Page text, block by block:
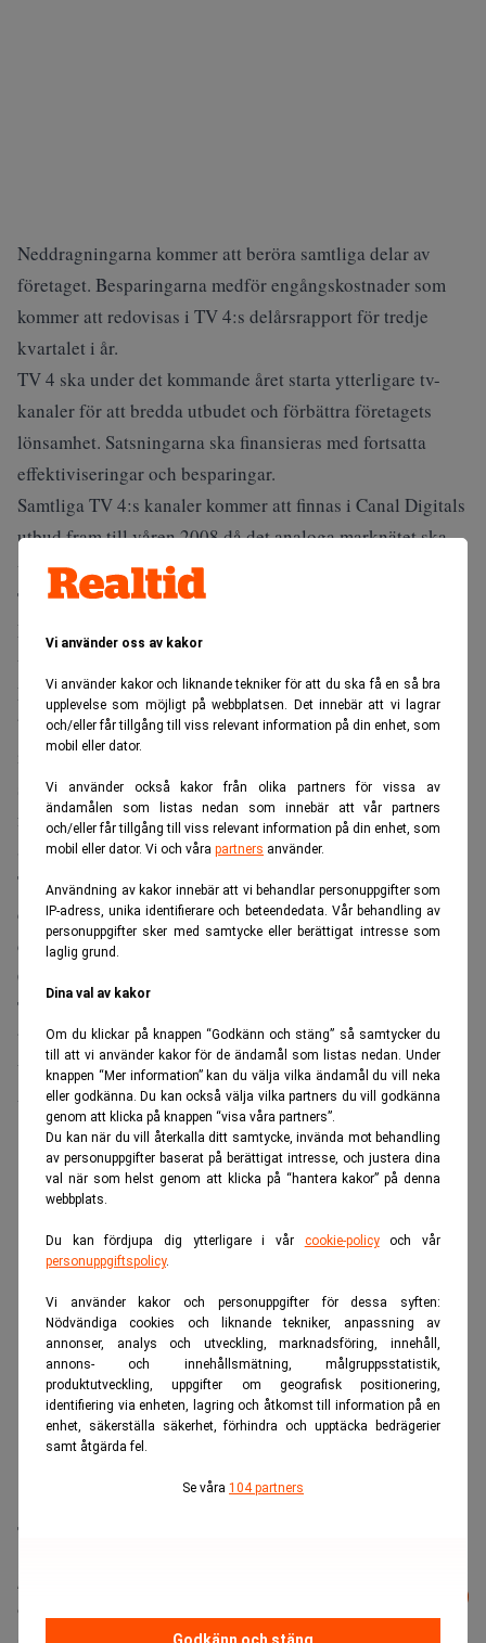
Vi använder oss av kakor
Vi använder kakor och liknande tekniker för att du ska få en så bra
upplevelse som möjligt på webbplatsen. Det innebär att vi lagrar
och/eller får tillgång till viss relevant information på din enhet, som
mobil eller dator.
Vi använder också kakor från olika partners för vissa av
ändamålen som listas nedan som innebär att vår partners
och/eller får tillgång till viss relevant information på din enhet, som
mobil eller dator. Vi och våra partners använder.
Användning av kakor innebär att vi behandlar personuppgifter som
IP-adress, unika identifierare och beteendedata. Vår behandling av
personuppgifter sker med samtycke eller berättigat intresse som
laglig grund.
Dina val av kakor
Om du klickar på knappen “Godkänn och stäng” så samtycker du
till att vi använder kakor för de ändamål som listas nedan. Under
knappen “Mer information” kan du välja vilka ändamål du vill neka
eller godkänna. Du kan också välja vilka partners du vill godkänna
genom att klicka på knappen “visa våra partners”.
Du kan när du vill återkalla ditt samtycke, invända mot behandling
av personuppgifter baserat på berättigat intresse, och justera dina
val när som helst genom att klicka på “hantera kakor” på denna
webbplats.
Du kan fördjupa dig ytterligare i vår cookie-policyoch vår
personuppgiftspolicy.
Vi använder kakor och personuppgifter för dessa syften:
Nödvändiga cookies och liknande tekniker, anpassning av
annonser, analys och utveckling, marknadsföring, innehåll,
annons- och innehållsmätning, målgruppsstatistik,
produktutveckling, uppgifter om geografisk positionering,
identifiering via enheten, lagring och åtkomst till information på en
enhet, säkerställa säkerhet, förhindra och upptäcka bedrägerier
samt åtgärda fel.
Se våra 104 partners
Neddragningarna kommer att beröra samtliga delar av
företaget. Besparingarna medför engångskostnader som
kommer att redovisas i TV 4:s delårsrapport för tredje
kvartalet i år.
TV 4 ska under det kommande året starta ytterligare tv-
kanaler för att bredda utbudet och förbättra företagets
lönsamhet. Satsningarna ska finansieras med fortsatta
effektiviseringar och besparingar.
Samtliga TV 4:s kanaler kommer att finnas i Canal Digitals
utbud fram till våren 2008 då det analoga marknätet ska
vara helt nedsläckt. Canal Digital distribuerar redan TV 4,
TV 4 Plus, TV 4 Film och TV 400.
Enligt ett nytt avtal ska även TV 4 Fakta finnas med i
utbudet då kanalen startar sina sändningar 15 september.
Enligt vd Jan Scherman är det viktigt för TV 4 att nå en
bred distribution av samtliga kanaler och han understryker
i ett pressmeddelande att parterna länge haft ett gott
samarbete som genom det nya avtalet förlängs och
förstärks.
Samarbetet gnisslade dock i vintras då Canal Digital drog
TV 4 inför domstol sedan tv-bolaget träffat ett avtal med
den konkurrerande satellitoperatören Viasat om
distribution av samtliga TV 4-kanaler.
Canal Digital hävdade att man hade ett exklusivt avtal med
TV 4 som gav bolaget ensamrätt att visa TV 4 året ut, och
både tingsrätt och hovrätt gav Canal Digital rätt.
Viasat har sedan i våras distribuerat alla TV 4-kanaler,
utom huvudkanalen, som man börjar sända först efter nyår.
ANNONS
TT
Läs mer från Realtid - vårt nyhetsbrev
är kostnadsfritt: